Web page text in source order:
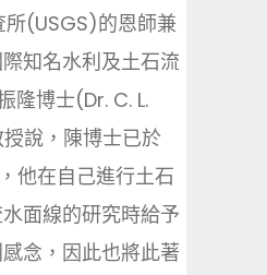
所(USGS)的恩師兼
知名水利及土石流
隆博士(Dr. C. L.
說，陳博士已於
他在自己進行土石
面線的研究時給予
念，因此也將此著